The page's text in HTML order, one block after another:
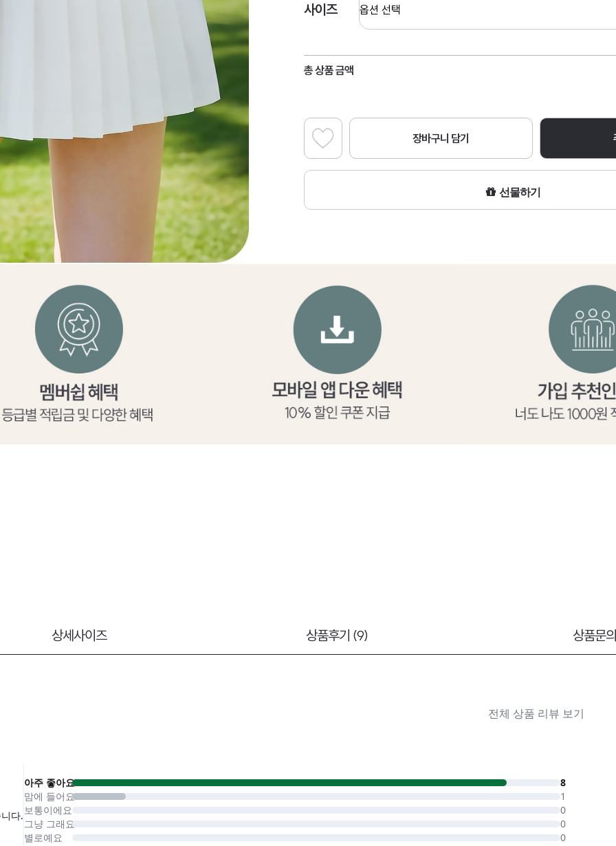
사이즈
총 상품 금액
장바구니 담기
선물하기
상세사이즈 상품후기 (9) 상품문의